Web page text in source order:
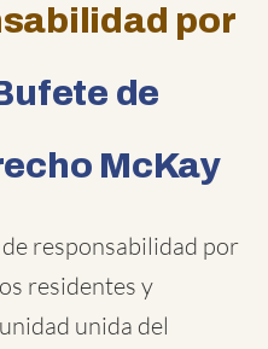
por
de
McKay
responsabilidad por
residentes y
unida del